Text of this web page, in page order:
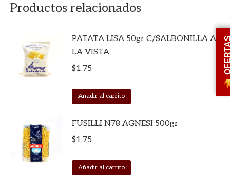
Productos relacionados
PATATA LISA 50gr C/SALBONILLA A
LA VISTA
$1.75
Añadir al carrito
FUSILLI N78 AGNESI 500gr
$1.75
Añadir al carrito